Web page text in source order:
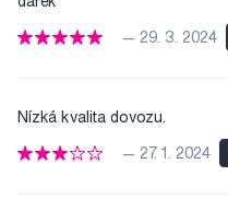
— 29. 3. 2024
Nízká kvalita dovozu.
— 27. 1. 2024